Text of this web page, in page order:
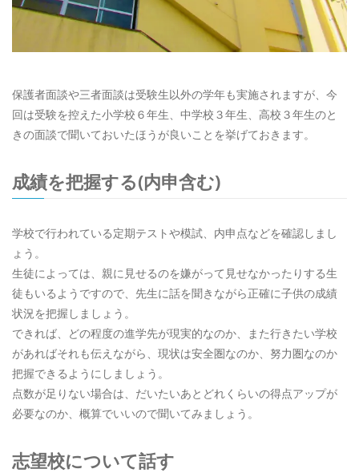
保護者面談や三者面談は受験生以外の学年も実施されますが、今
回は受験を控えた小学校６年生、中学校３年生、高校３年生のと
きの面談で聞いておいたほうが良いことを挙げておきます。
成績を把握する(内申含む)
学校で行われている定期テストや模試、内申点などを確認しまし
ょう。
生徒によっては、親に見せるのを嫌がって見せなかったりする生
徒もいるようですので、先生に話を聞きながら正確に子供の成績
状況を把握しましょう。
できれば、どの程度の進学先が現実的なのか、また行きたい学校
があればそれも伝えながら、現状は安全圏なのか、努力圏なのか
把握できるようにしましょう。
点数が足りない場合は、だいたいあとどれくらいの得点アップが
必要なのか、概算でいいので聞いてみましょう。
志望校について話す